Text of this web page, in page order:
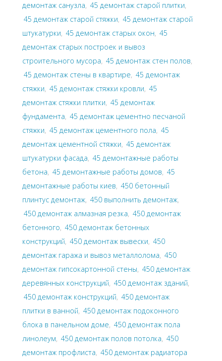
демонтаж санузла, 45 демонтаж старой плитки,
45 демонтаж старой стяжки, 45 демонтаж старой
штукатурки, 45 демонтаж старых окон, 45
демонтаж старых построек и вывоз
строительного мусора, 45 демонтаж стен полов,
45 демонтаж стены в квартире, 45 демонтаж
стяжки, 45 демонтаж стяжки кровли, 45
демонтаж стяжки плитки, 45 демонтаж
фундамента, 45 демонтаж цементно песчаной
стяжки, 45 демонтаж цементного пола, 45
демонтаж цементной стяжки, 45 демонтаж
штукатурки фасада, 45 демонтажные работы
бетона, 45 демонтажные работы домов, 45
демонтажные работы киев, 450 бетонный
плинтус демонтаж, 450 выполнить демонтаж,
450 демонтаж алмазная резка, 450 демонтаж
бетонного, 450 демонтаж бетонных
конструкций, 450 демонтаж вывески, 450
демонтаж гаража и вывоз металлолома, 450
демонтаж гипсокартонной стены, 450 демонтаж
деревянных конструкций, 450 демонтаж зданий,
450 демонтаж конструкций, 450 демонтаж
плитки в ванной, 450 демонтаж подоконного
блока в панельном доме, 450 демонтаж пола
линолеум, 450 демонтаж полов потолка, 450
демонтаж профлиста, 450 демонтаж радиатора